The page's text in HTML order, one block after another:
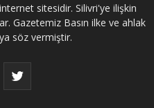
sitesidir. Silivri'ye ilişkin
Gazetemiz Basın ilke ve ahlak
söz vermiştir.